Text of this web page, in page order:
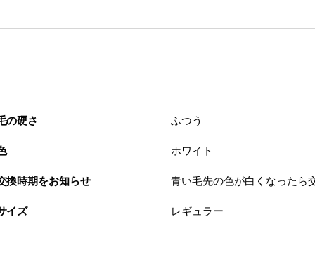
の硬さ ふつう
ホワイト
換時期をお知らせ 青い毛先の色が白くなったら
イズ レギュラー